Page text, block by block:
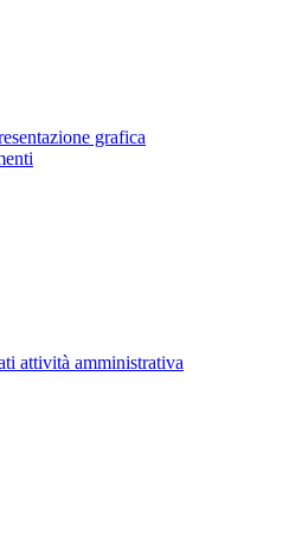
grafica
attività amministrativa